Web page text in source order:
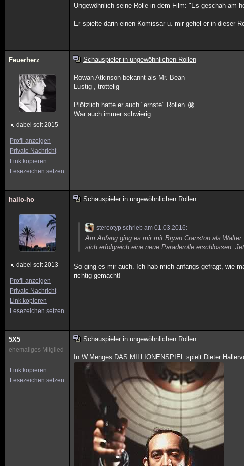
Ungewöhnlich seine Rolle in dem Film: "Es geschah am
Er spielte darin einen Komissar u. mir gefiel er in dieser
Feuerherz
dabei seit 2015
Profil anzeigen
Private Nachricht
Link kopieren
Lesezeichen setzen
Schauspieler in ungewöhnlichen Rollen
Rowan Atkinson bekannt als Mr. Bean
Lustig , trottelig
Plötzlich hatte er auch "ernste" Rollen
War auch immer schwierig
hallo-ho
dabei seit 2013
Profil anzeigen
Private Nachricht
Link kopieren
Lesezeichen setzen
Schauspieler in ungewöhnlichen Rollen
stereotyp schrieb am 01.03.2016:
Am Anfang ging es mir mit Bryan Cranston als
sich erfolgreich eine neue Paraderolle erschlossen.
So ging es mir auch. Ich hab mich anfangs gefragt, wie
richtig gemacht!
5X5
ehemaliges Mitglied
Link kopieren
Lesezeichen setzen
Schauspieler in ungewöhnlichen Rollen
In W.Menges DAS MILLIONENSPIEL spielt Dieter